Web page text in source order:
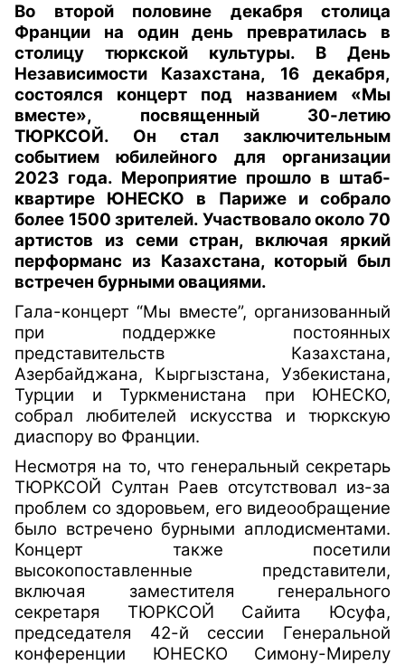
Во второй половине декабря столица
Франции
на один день превратилась в
столицу тюркской культуры. В День
Независимости Казахстана,
16 декабря,
состоялся концерт под названием «Мы
вместе», посвященный 30-летию
ТЮРКСОЙ. Он стал заключительным
событием юбилейного для организации
2023 года. Мероприятие прошло в штаб-
квартире ЮНЕСКО в Париже и собрало
более 1500 зрителей. Участвовало около 70
артистов из семи стран, включая яркий
перформанс из Казахстана, который был
встречен бурными овациями.
Гала-концерт “Мы вместе”, организованный
при поддержке постоянных
представительств Казахстана,
Азербайджана, Кыргызстана, Узбекистана,
Турции и Туркменистана при ЮНЕСКО,
собрал любителей искусства и тюркскую
диаспору во Франции.
Несмотря на то, что генеральный секретарь
ТЮРКСОЙ Султан Раев отсутствовал из-за
проблем со здоровьем, его видеообращение
было встречено бурными аплодисментами.
Концерт также посетили
высокопоставленные представители,
включая заместителя генерального
секретаря ТЮРКСОЙ Сайита Юсуфа,
председателя 42-й сессии Генеральной
конференции ЮНЕСКО Симону-Мирелу